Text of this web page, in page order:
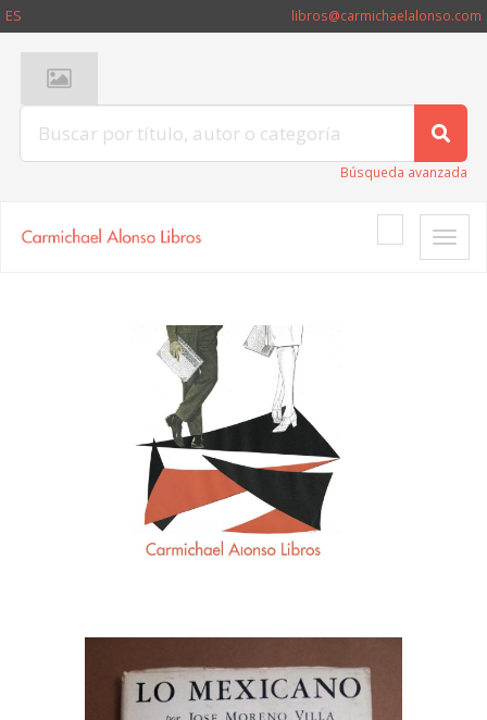
ES libros@carmichaelalonso.com
Búsqueda avanzada
Toggle